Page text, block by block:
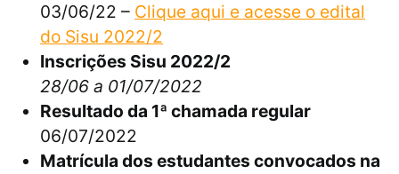
03/06/22 – Clique aqui e acesse o edital
do Sisu 2022/2
Inscrições Sisu 2022/2
28/06 a 01/07/2022
Resultado da 1ª chamada regular
06/07/2022
Matrícula dos estudantes convocados na